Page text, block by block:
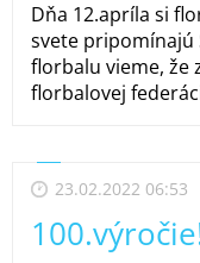
Dňa 12.apríla si
svete pripomínajú
florbalu vieme, že
florbalovej
23.02.2022 06:53